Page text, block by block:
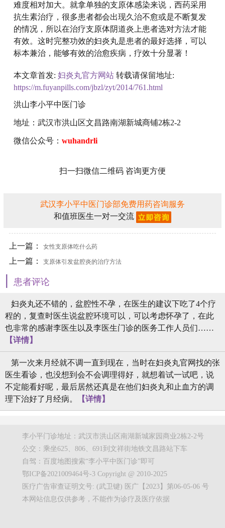
难度相对加大。就拿单独的支原体感染来说，西药采用
抗生素治疗，很多患者都会出现久治不愈或是不断复发
的情况，所以在治疗支原体阴道炎上患者选对方法才能
有效。这时完整功效的妇炎丸是患者的最好选择，可以
标本兼治，能够有效的治愈疾病，疗效十分显著！
本文章首发: 妇炎丸官方网站 转载请保留地址:
https://m.fuyanpills.com/jbzl/zyt/2014/761.html
洪山李小平中医门诊
地址：武汉市洪山区文昌路南湖新城商铺2栋2-2
微信公众号： wuhandrli
扫一扫微信二维码 咨询更方便
武汉李小平中医门诊部免费用药咨询服务
和值班医生一对一交流
上一篇： 女性支原体吃什么药
上一篇： 支原体引发盆腔炎的治疗方法
| 患者评论
妇炎丸还不错的，盆腔性不孕，在医生的建议下吃了4个疗
程的，复查时医生说盆腔环境可以，可以考虑怀孕了，在此
也非常的感谢李医生以及李医生门诊的医务工作人员们……
【详情】
第一次来月经就不调一直到现在，当时在妇炎丸官网找的张
医生看诊，也没想到会不会调理得好，就想着试一试吧，说
不定能看好呢，最后居然还真是在他们妇炎丸和止血方的调
理下治好了月经病。
【详情】
李小平门诊地址：武汉市洪山区南湖新城家园商业2栋2-2号
公交：乘坐625、806、691到文祥街地铁文昌路站下车
自驾：百度地图搜索“李小平中医门诊”即可
鄂ICP备2021009464号-3 Copyright @ 2010-2025
医疗广告审查证明文号: (武卫键) 医广【2023】第06-05-06 号
本网站信息仅供参考，不能作为诊疗及医疗依据